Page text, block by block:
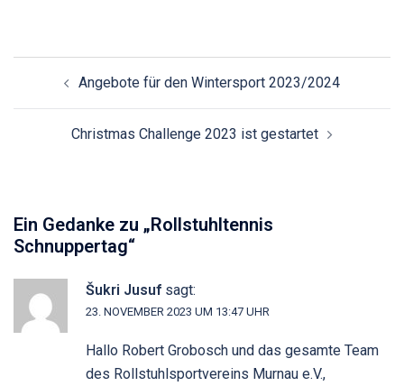
Beitragsnavigation
Angebote für den Wintersport 2023/2024
Christmas Challenge 2023 ist gestartet
Ein Gedanke zu „Rollstuhltennis
Schnuppertag“
Šukri Jusuf sagt:
23. NOVEMBER 2023 UM 13:47 UHR
Hallo Robert Grobosch und das gesamte Team
des Rollstuhlsportvereins Murnau e.V.,